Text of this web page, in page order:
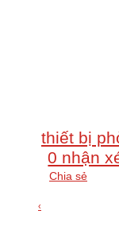
thiết bị
0 nhận
Chia sẻ
‹